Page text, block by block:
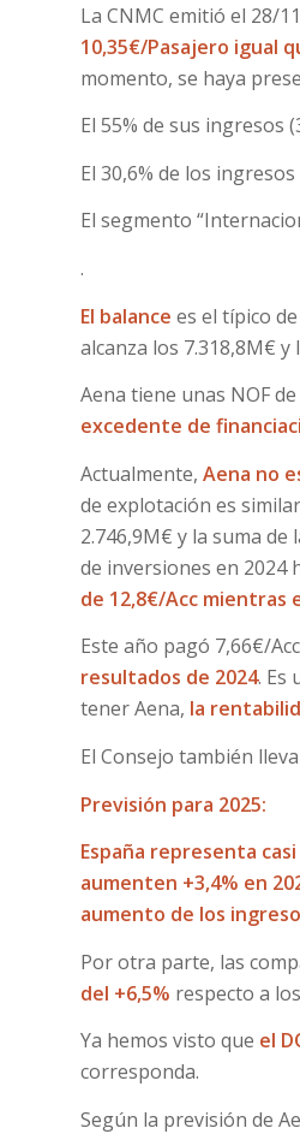
La CNMC emitió el 28/
10,35€/Pasajero igual
momento, se haya
El 55% de sus ingresos
El 30,6% de los
El segmento
.
El balance es el típico
alcanza los 7.318,8M€ y
Aena tiene unas NOF
excedente de
Actualmente, Aena no
de explotación es
2.746,9M€ y la suma
de inversiones en 2024
de 12,8€/Acc mientras
Este año pagó 7,66€/
resultados de 2024. Es
tener Aena, la
El Consejo también
Previsión para 2025:
España representa
aumenten +3,4% en
aumento de los
Por otra parte, las
del +6,5% respecto a
Ya hemos visto que el
corresponda.
Según la previsión de